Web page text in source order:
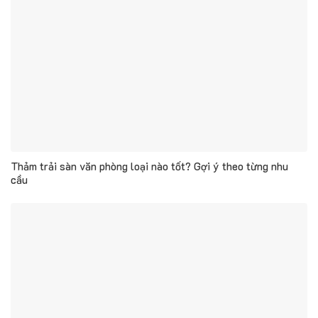
Thảm trải sàn văn phòng loại nào tốt? Gợi ý theo từng nhu
cầu